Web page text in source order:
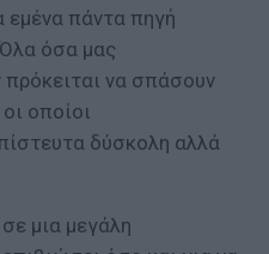
εμένα πάντα πηγή
Όλα όσα μας
να σπάσουν
οποίοι
δύσκολη αλλά
μια μεγάλη